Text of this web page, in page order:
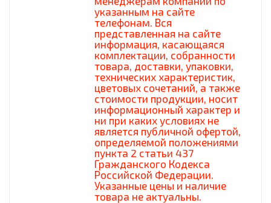
указанным на сайте
телефонам. Вся
представленная на сайте
информация, касающаяся
комплектации, собранности
товара, доставки, упаковки,
технических характеристик,
цветовых сочетаний, а также
стоимости продукции, носит
информационный характер и
ни при каких условиях не
является публичной офертой,
определяемой положениями
пункта 2 статьи 437
Гражданского Кодекса
Российской Федерации.
Указанные цены и наличие
товара не актуальны.